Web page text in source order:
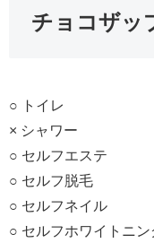
チョコザッ
○ トイレ
× シャワー
○ セルフエステ
○ セルフ脱毛
○ セルフネイル
○ セルフホワイトニン